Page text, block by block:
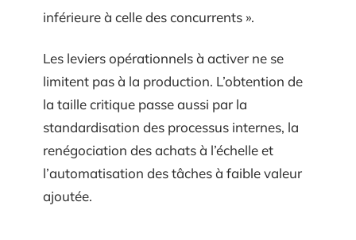
inférieure à celle des concurrents ».
Les leviers opérationnels à activer ne se
limitent pas à la production. L’obtention de
la taille critique passe aussi par la
standardisation des processus internes, la
renégociation des achats à l’échelle et
l’automatisation des tâches à faible valeur
ajoutée.